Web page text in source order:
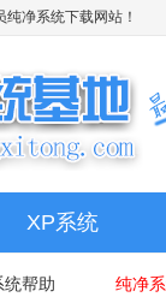
纯净系统下载网站！
XP系统
统帮助 纯净